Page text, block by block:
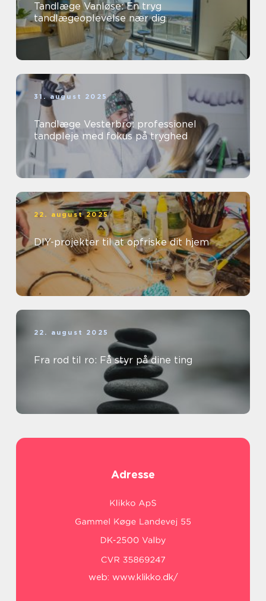
Tandlæge Vanløse: En tryg
tandlægeoplevelse nær dig
31. august 2025
Tandlæge Vesterbro: professionel
tandpleje med fokus på tryghed
22. august 2025
DIY-projekter til at opfriske dit hjem
22. august 2025
Fra rod til ro: Få styr på dine ting
Adresse
web: www.klikko.dk/